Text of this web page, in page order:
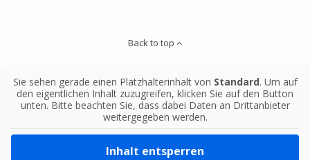
Back to top
Sie sehen gerade einen Platzhalterinhalt von Standard. Um auf
den eigentlichen Inhalt zuzugreifen, klicken Sie auf den Button
unten. Bitte beachten Sie, dass dabei Daten an Drittanbieter
weitergegeben werden.
Inhalt entsperren